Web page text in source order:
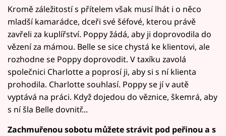
Kromě záležitostí s přítelem však musí lhát i o něco
mladší kamarádce, dceři své šéfové, kterou právě
zavřeli za kuplířství. Poppy žádá, aby ji doprovodila do
vězení za mámou. Belle se sice chystá ke klientovi, ale
rozhodne se Poppy doprovodit. V taxíku zavolá
společnici Charlotte a poprosí ji, aby si s ní klienta
prohodila. Charlotte souhlasí. Poppy se jí v autě
vyptává na práci. Když dojedou do věznice, škemrá, aby
s ní šla Belle dovnitř...
Zachmuřenou sobotu můžete strávit pod peřinou a s